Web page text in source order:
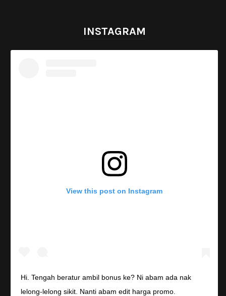
INSTAGRAM
View this post on Instagram
Hi. Tengah beratur ambil bonus ke? Ni abam ada nak
lelong-lelong sikit. Nanti abam edit harga promo.